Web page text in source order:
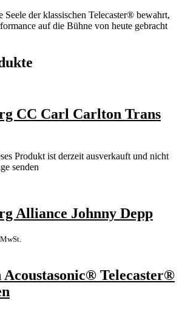
Seele der klassischen Telecaster® bewahrt,
auf die Bühne von heute gebracht
CC Carl Carlton Trans
Produkt ist derzeit ausverkauft und nicht
senden
Alliance Johnny Depp
Telecaster®